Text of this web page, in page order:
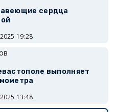
сердца
19:28
выполняет
13:48